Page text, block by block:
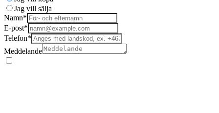
Jag vill sälja
Namn*
E-post*
Telefon*
Meddelande